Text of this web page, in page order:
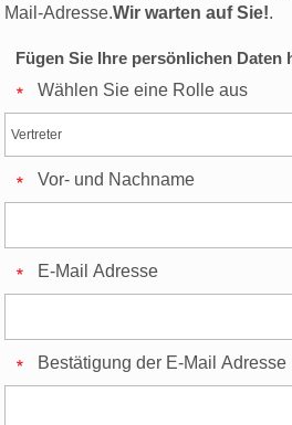
Mail-Adresse.Wir warten auf Sie!.
Fügen Sie Ihre persönlichen Daten
Wählen Sie eine Rolle aus
Vor- und Nachname
E-Mail Adresse
Bestätigung der E-Mail Adresse